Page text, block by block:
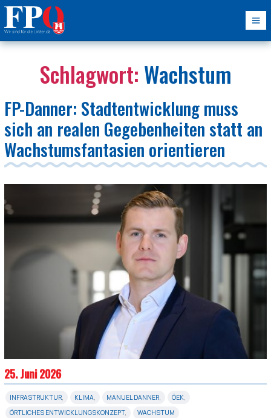
Schlagwort: Wachstum
FP-Danner: Stadtentwicklung muss
sich an realen Gegebenheiten statt an
Wachstumsfantasien orientieren
25. Juni 2026
INFRASTRUKTUR, KLIMA, MANUEL DANNER, ÖEK,
ÖRTLICHES ENTWICKLUNGSKONZEPT, WACHSTUM